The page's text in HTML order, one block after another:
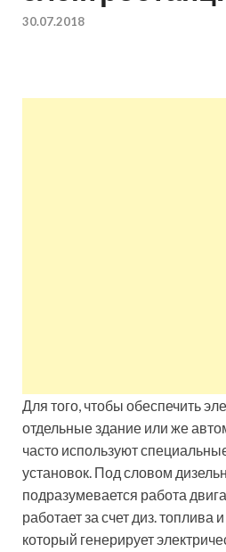
квартир
30.07.2018
Для того, чтобы обеспечить
отдельные здание или же
часто используют
установок. Под словом
подразумевается работа
работает за счет диз. топлива
который генерирует